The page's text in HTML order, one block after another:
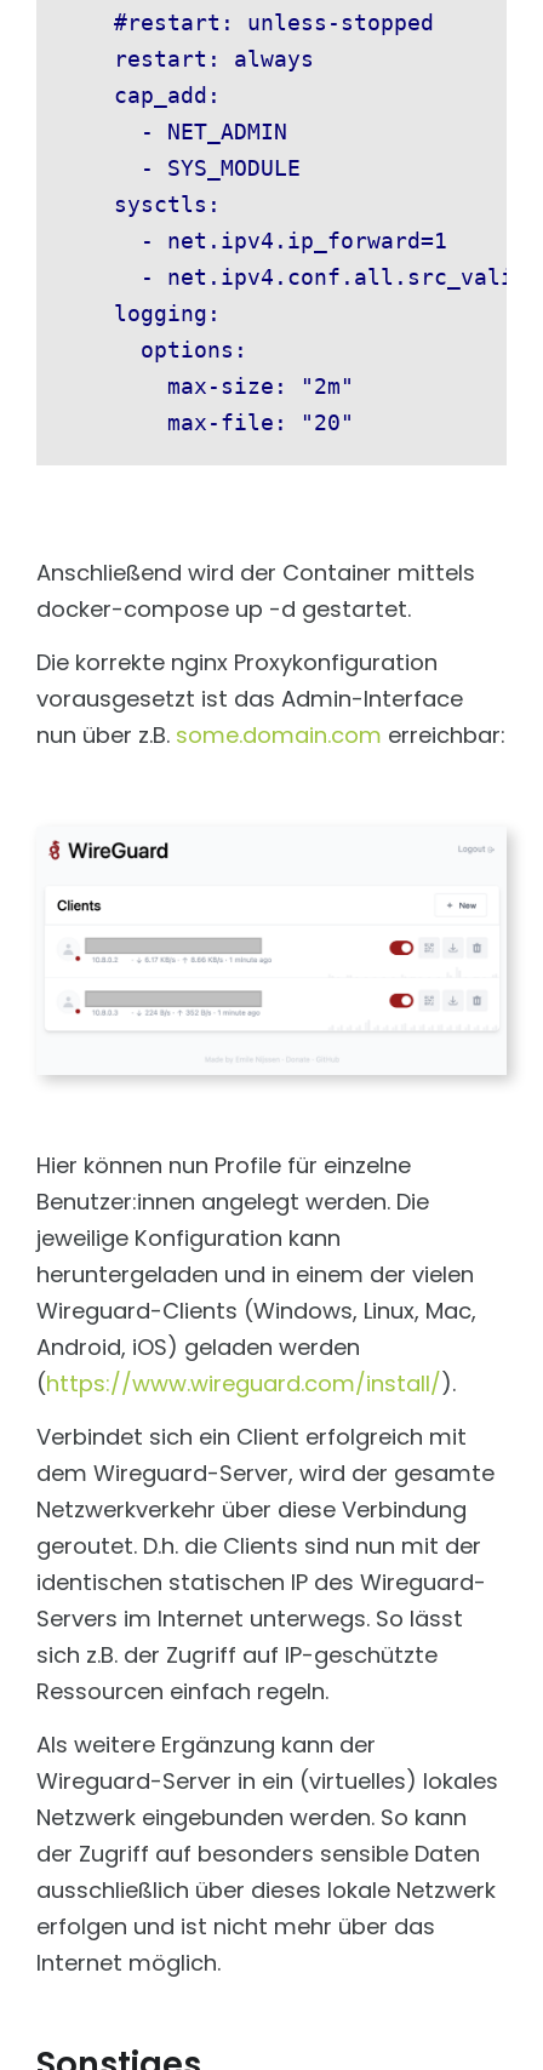
#restart: unless-stopped
restart: always
cap_add:
- NET_ADMIN
- SYS_MODULE
sysctls:
- net.ipv4.ip_forward=1
-
logging:
options:
max-size: "2m"
max-file: "20"
Anschließend wird der Container mittels
docker-compose up -d gestartet.
Die korrekte nginx Proxykonfiguration
vorausgesetzt ist das Admin-Interface
nun über z.B. some.domain.com erreichbar:
Hier können nun Profile für einzelne
Benutzer:innen angelegt werden. Die
jeweilige Konfiguration kann
heruntergeladen und in einem der vielen
Wireguard-Clients (Windows, Linux, Mac,
Android, iOS) geladen werden
(https://www.wireguard.com/install/).
Verbindet sich ein Client erfolgreich mit
dem Wireguard-Server, wird der gesamte
Netzwerkverkehr über diese Verbindung
geroutet. D.h. die Clients sind nun mit der
identischen statischen IP des Wireguard-
Servers im Internet unterwegs. So lässt
sich z.B. der Zugriff auf IP-geschützte
Ressourcen einfach regeln.
Als weitere Ergänzung kann der
Wireguard-Server in ein (virtuelles) lokales
Netzwerk eingebunden werden. So kann
der Zugriff auf besonders sensible Daten
ausschließlich über dieses lokale Netzwerk
erfolgen und ist nicht mehr über das
Internet möglich.